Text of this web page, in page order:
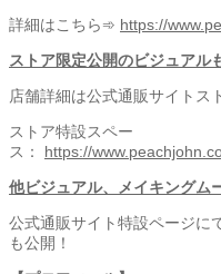
詳細はこちら➾ https://
ストア限定公開のビジュアル
店舗詳細は公式通販サイトス
ストア特設スペー
ス： https://
他ビジュアル、メイキングム
公式通販サイト特設ページに
も公開！